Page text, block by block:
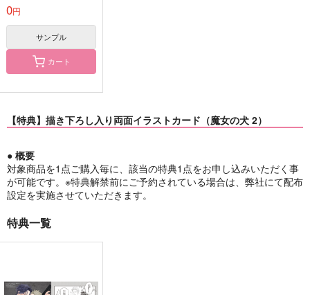
0円
サンプル
カート
【特典】描き下ろし入り両面イラストカード（魔女の犬 2）
● 概要
対象商品を1点ご購入毎に、該当の特典1点をお申し込みいただく事
が可能です。※特典解禁前にご予約されている場合は、弊社にて配布
設定を実施させていただきます。
特典一覧